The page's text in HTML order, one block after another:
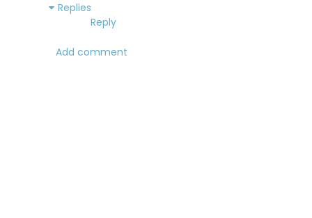
Replies
Reply
Add comment